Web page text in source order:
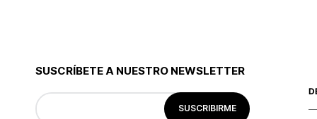
SUSCRÍBETE A NUESTRO NEWSLETTER
SUSCRIBIRME